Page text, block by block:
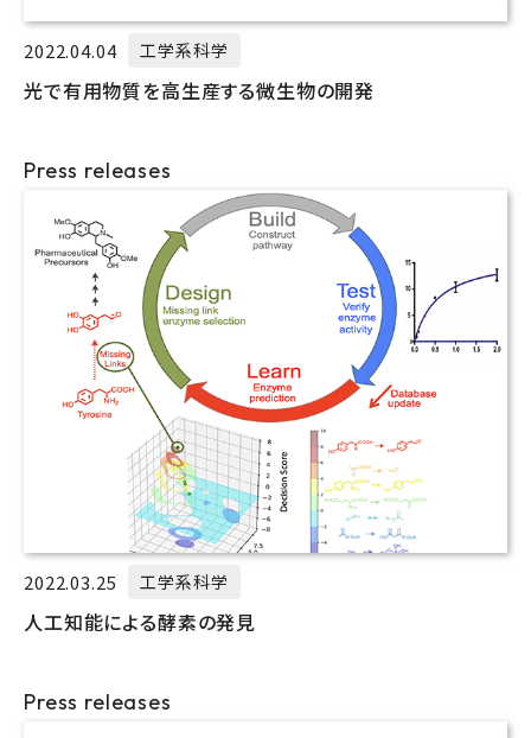
2022.04.04 工学系科学
光で有用物質を高生産する微生物の開発
Press releases
2022.03.25 工学系科学
人工知能による酵素の発見
Press releases